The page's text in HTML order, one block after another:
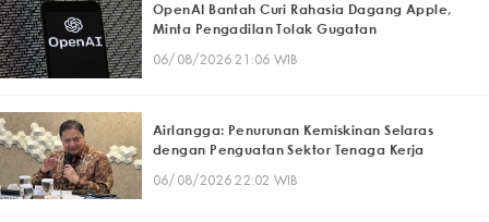
OpenAI Bantah Curi Rahasia Dagang Apple,
Minta Pengadilan Tolak Gugatan
06/08/2026 21:06 WIB
Airlangga: Penurunan Kemiskinan Selaras
dengan Penguatan Sektor Tenaga Kerja
06/08/2026 22:02 WIB